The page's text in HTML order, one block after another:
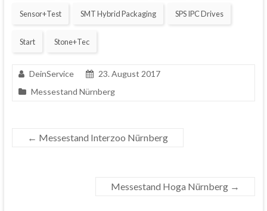
Sensor+Test SMT Hybrid Packaging SPS IPC Drives
Start Stone+Tec
DeinService
23. August 2017
Messestand Nürnberg
← Messestand Interzoo Nürnberg
Messestand Hoga Nürnberg →